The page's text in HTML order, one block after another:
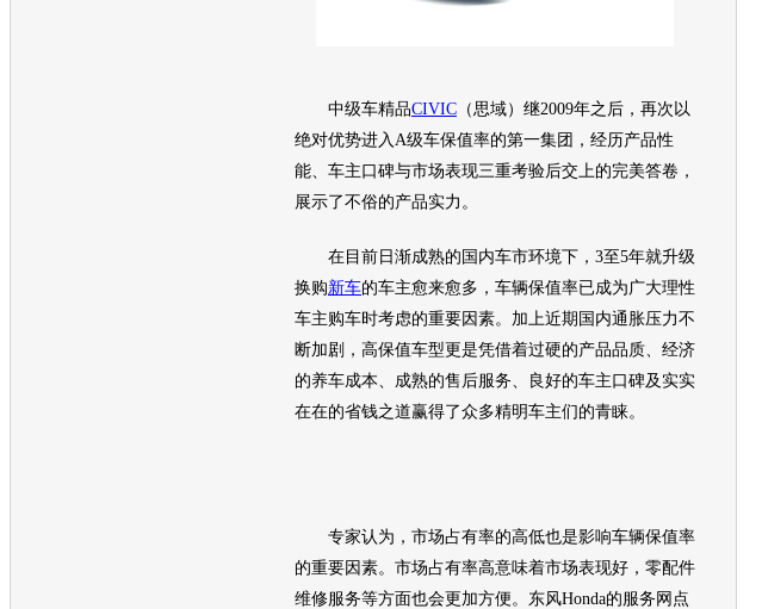
中级车精品CIVIC （ 思域）继2009年之后，再次以
绝对优势进入 A级车保值率的第一集团，经历产品性
能、车主口碑与市场表现三重考验后交上的完美答卷，
展示了不俗的产品实力。
在目前日渐成熟的国内车市环境下，3至5年就升级
换购新车的车主愈来愈多，车辆保值率已成为广大理性
车主购车时考虑的重要因素。加上近期国内通胀压力不
断加剧，高保值车型更是凭借着过硬的产品品质、经济
的养车成本、成熟的售后服务、良好的车主口碑及实实
在在的省钱之道赢得了众多精明车主们的青睐。
专家认为，市场占有率的高低也是影响车辆保值率
的重要因素。市场占有率高意味着市场表现好，零配件
维修服务等方面也会更加方便。东风Honda的服务网点